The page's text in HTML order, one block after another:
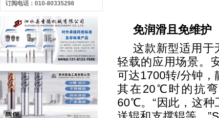
订阅电话：010-80335298
免润滑且免维护
这款新型适用于
轻载的应用场景。
可达1700转/分钟，
其在20℃时的抗
60℃。“因此，这种